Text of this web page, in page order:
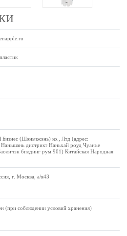
(Шэньчжэнь) ко., Лтд (адрес:
дистрикт Наньхай роуд Чуанъе
билдинг рум 901) Китайская Народная
г. Москва, а/я43
(при соблюдении условий хранения)